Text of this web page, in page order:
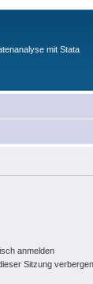
mit Stata
anmelden
Sitzung verbergen